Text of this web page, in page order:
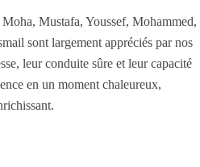
Mustafa, Youssef, Mohammed,
sont largement appréciés par nos
leur conduite sûre et leur capacité
en un moment chaleureux,